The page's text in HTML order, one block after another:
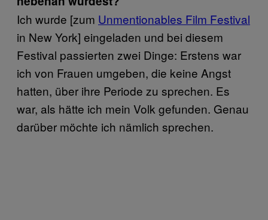
Ich wurde [zum Unmentionables Film Festival
in New York] eingeladen und bei diesem
Festival passierten zwei Dinge: Erstens war
ich von Frauen umgeben, die keine Angst
hatten, über ihre Periode zu sprechen. Es
war, als hätte ich mein Volk gefunden. Genau
darüber möchte ich nämlich sprechen.